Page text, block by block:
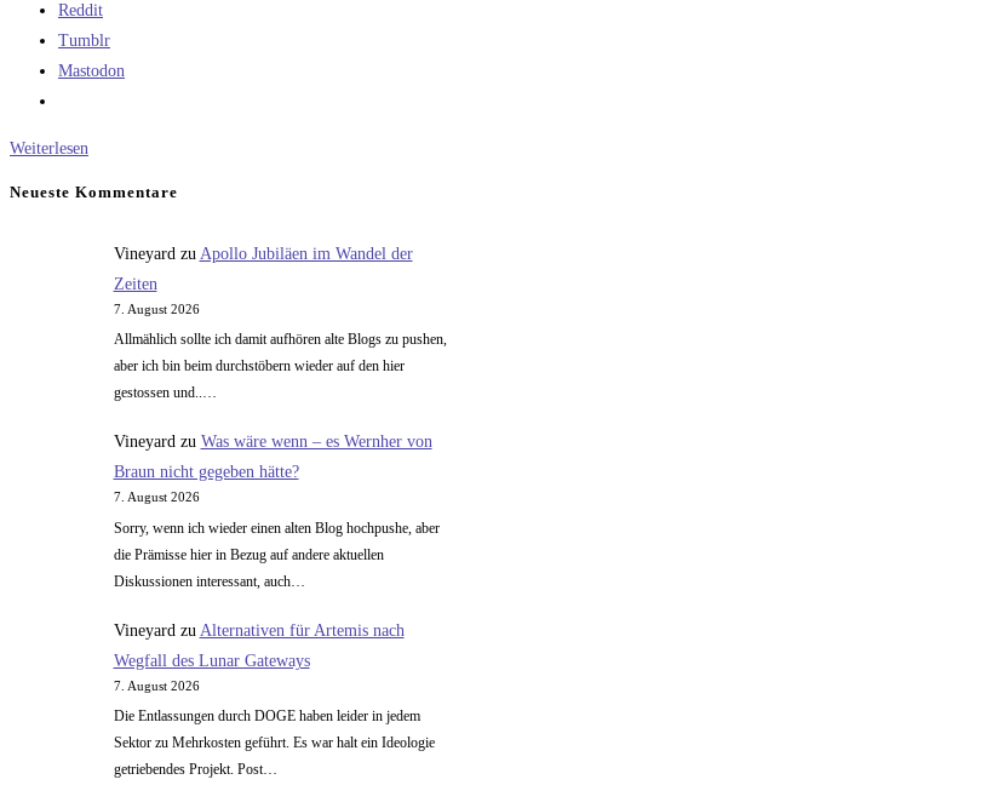
Reddit
Tumblr
Mastodon
Weiterlesen
Deutschlands
Neueste Kommentare
Vineyard zu Apollo Jubiläen im Wandel der
Zeiten
7. August 2026
Allmählich sollte ich damit aufhören alte Blogs zu pushen,
aber ich bin beim durchstöbern wieder auf den hier
gestossen und..…
Vineyardzu Was wäre wenn – es Wernher von
Braun nicht gegeben hätte?
7. August 2026
Sorry, wenn ich wieder einen alten Blog hochpushe, aber
die Prämisse hier in Bezug auf andere aktuellen
Diskussionen interessant, auch…
Vineyard zu Alternativen für Artemis nach
Wegfall des Lunar Gateways
7. August 2026
Die Entlassungen durch DOGE haben leider in jedem
Sektor zu Mehrkosten geführt. Es war halt ein Ideologie
getriebendes Projekt. Post…